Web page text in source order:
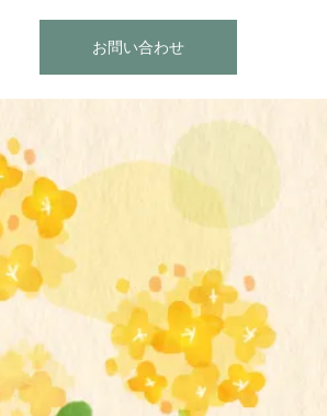
お問い合わせ